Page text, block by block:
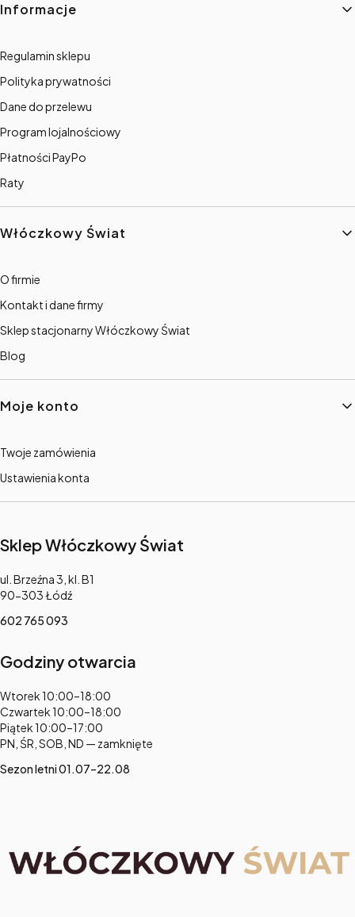
Informacje
Regulamin sklepu
Polityka prywatności
Dane do przelewu
Program lojalnościowy
Płatności PayPo
Raty
Włóczkowy Świat
O firmie
Kontakt i dane firmy
Sklep stacjonarny Włóczkowy Świat
Blog
Moje konto
Twoje zamówienia
Ustawienia konta
Sklep Włóczkowy Świat
Adres:
ul. Brzeźna 3, kl. B1
90-303 Łódź
602 765 093
Godziny otwarcia
Adres:
Wtorek 10:00–18:00
Czwartek 10:00–18:00
Piątek 10:00–17:00
PN, ŚR, SOB, ND — zamknięte
Sezon letni 01.07–22.08